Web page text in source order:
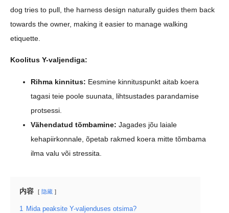
dog tries to pull, the harness design naturally guides them back
towards the owner, making it easier to manage walking
etiquette.
Koolitus Y-valjendiga:
Rihma kinnitus: Eesmine kinnituspunkt aitab koera
tagasi teie poole suunata, lihtsustades parandamise
protsessi.
Vähendatud tõmbamine: Jagades jõu laiale
kehapiirkonnale, õpetab rakmed koera mitte tõmbama
ilma valu või stressita.
内容 隐藏
1 Mida peaksite Y-valjenduses otsima?